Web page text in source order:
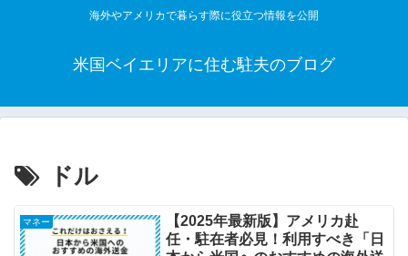
海外やアメリカで暮らす際に役立つ情報を公開
米国ベイエリアに住む駐夫のブログ
ドル
マネー
【2025年最新版】アメリカ赴
任・駐在者必見！利用すべき「日